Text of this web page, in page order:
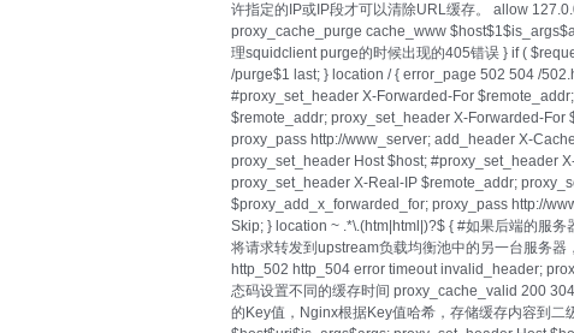
许指定的IP或IP段才可以清除URL缓存。 allow
proxy_cache_purge cache_www
理squidclient purge的时候出现的405错误 } if (
/purge$1 last; } location / { error_page 502 504 /
#proxy_set_header X-Forwarded-For
$remote_addr; proxy_set_header X-Forwarded-For
proxy_pass http://www_server; add_header X-
proxy_set_header Host $host; #proxy_set_header
proxy_set_header X-Real-IP $remote_addr;
$proxy_add_x_forwarded_for; proxy_pass http://
Skip; } location ~ .*\.(htm|html|)?$ { #如果后端的服
将请求转发到upstream负载均衡池中的另一台服务
http_502 http_504 error timeout invalid_header;
态码设置不同的缓存时间 proxy_cache_valid 200
的Key值，Nginx根据Key值哈希，存储缓存内容到二